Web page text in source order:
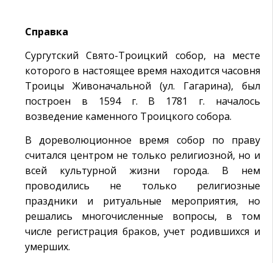
Справка
Сургутский Свято-Троицкий собор, на месте
которого в настоящее время находится часовня
Троицы Живоначальной (ул. Гагарина), был
построен в 1594 г. В 1781 г. началось
возведение каменного Троицкого собора.
В дореволюционное время собор по праву
считался центром не только религиозной, но и
всей культурной жизни города. В нем
проводились не только религиозные
праздники и ритуальные мероприятия, но
решались многочисленные вопросы, в том
числе регистрация браков, учет родившихся и
умерших.